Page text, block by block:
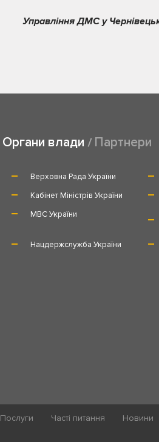
Управління ДМС у
Органи влади Партнери
Верховна Рада України
Кабінет Міністрів України
МВС України
Нацдержслужба України
Послуги Часті питання Новини